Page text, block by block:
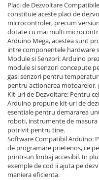
Placi de Dezvoltare
constituie aceste placi de
microcontroler, precum
dotate cu mai multi
Arduino Mega, acestea sunt
intre componentele hardware
Module si Senzori: Arduino
module si senzori concepute
gasi senzori pentru
pentru actionarea motoarelor,
Kit-uri de Dezvoltare: Pentru
Arduino propune kit-uri de
esentiale pentru demararea
roboti, instrumente de
potrivit pentru tine.
Software Compatibil Arduino:
de programare prietenos, ce
printr-un limbaj accesibil. In
exemple de cod ii ajuta pe
maniera eficienta.